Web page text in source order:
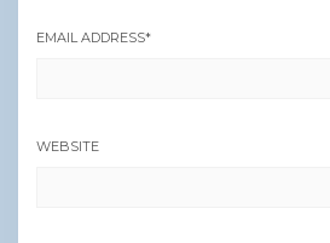
EMAIL ADDRESS*
WEBSITE